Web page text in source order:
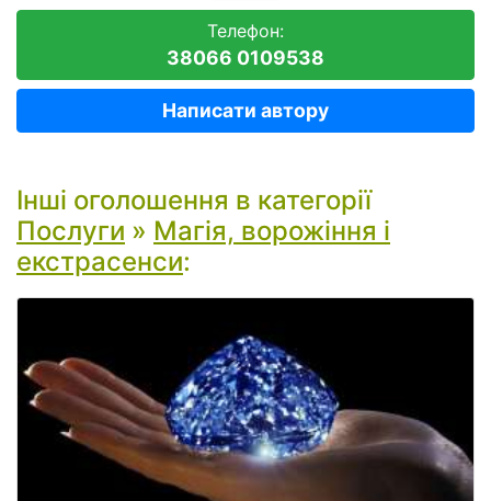
Телефон:
38066 0109538
Написати автору
Інші оголошення в категорії
Послуги » Магія, ворожіння і
екстрасенси: